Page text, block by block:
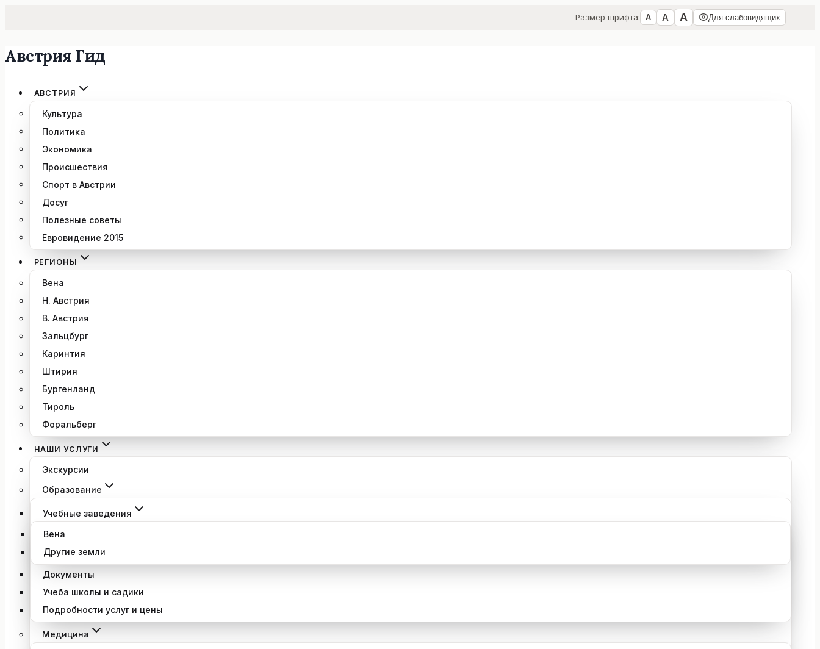
Размер шрифта: А А А Для слабовидящих
Перейти
содержимому
Австрия Гид
АВСТРИЯ
Культура
Политика
Экономика
Происшествия
Спорт в Австрии
Досуг
Полезные советы
Евровидение 2015
РЕГИОНЫ
Вена
Н. Австрия
В. Австрия
Зальцбург
Каринтия
Штирия
Бургенланд
Тироль
Форальберг
НАШИ УСЛУГИ
Экскурсии
Образование
Учебные заведения
Вена
Другие земли
Документы
Учеба школы и садики
Подробности услуг и цены
Медицина